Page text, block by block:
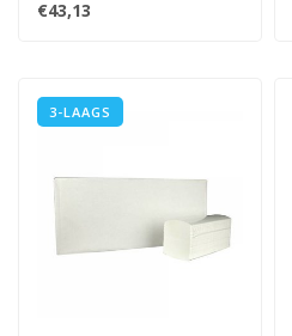
i.v.m. transportk..
€43,13
3-LAAGS